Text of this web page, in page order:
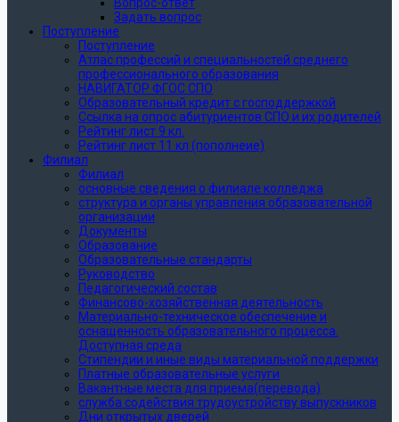
Задать вопрос
Поступление
Поступление
Атлас профессий и специальностей среднего
профессионального образования
НАВИГАТОР ФГОС СПО
Образовательный кредит с господдержкой
Ссылка на опрос абитуриентов СПО и их родителей
Рейтинг лист 9 кл.
Рейтинг лист 11 кл (пополнеие)
Филиал
Филиал
основные сведения о филиале колледжа
структура и органы управления образовательной
организации
Документы
Образование
Образовательные стандарты
Руководство
Педагогический состав
Финансово-хозяйственная деятельность
Материально-техническое обеспечение и
оснащенность образовательного процесса.
Доступная среда
Стипендии и иные виды материальной поддержки
Платные образовательные услуги
Вакантные места для приема(перевода)
служба содействия трудоустройству выпускников
Дни открытых дверей